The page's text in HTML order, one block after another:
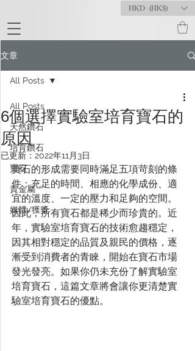
HKD (HK$)
文章
All Posts
天然鑽石
培育鑽石
寶石
貴金屬
媒體/獲獎
All Posts
6個選擇實驗室培育寶石的
原因
已更新： 2022年11月3日
寶石的形成需要同時滿足五項苛刻的條
件：充足的時間、相應的化學成份、適
宜的溫度、一定的壓力和足夠的空間。
因此，所有寶石都是稀少而珍貴的。近
年，實驗室培育寶石的技術愈趨穩定，
因其相對穩定的品質及親民的價格，逐
漸受到消費者的青睞，開始在寶石市場
發光發亮。如果你仍未充份了解實驗室
培育寶石，這篇文章將會讓你更清楚實
驗室培育寶石的優點。